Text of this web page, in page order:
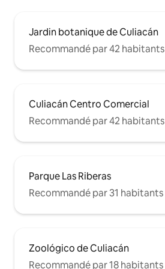
Jardin botanique de Culiacán
Recommandé par 42 habitants
Culiacán Centro Comercial
Recommandé par 42 habitants
Parque Las Riberas
Recommandé par 31 habitants
Zoológico de Culiacán
Recommandé par 18 habitants